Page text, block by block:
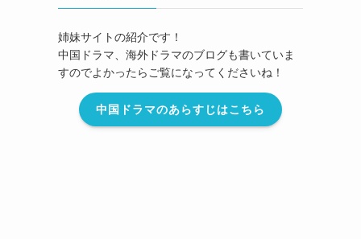
姉妹サイトの紹介です！
中国ドラマ、海外ドラマのブログも書いていま
すのでよかったらご覧になってくださいね！
中国ドラマのあらすじはこちら